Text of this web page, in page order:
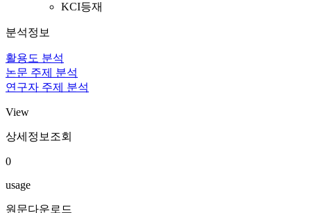
KCI등재
분석정보
활용도 분석
논문 주제 분석
연구자 주제 분석
View
상세정보조회
0
usage
원문다운로드